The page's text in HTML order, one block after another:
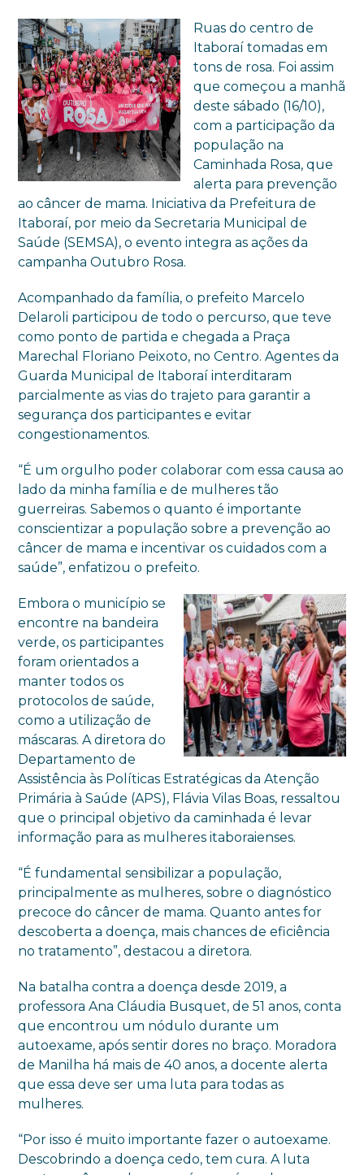
Ruas do centro de
Itaboraí tomadas em
tons de rosa. Foi assim
que começou a manhã
deste sábado (16/10),
com a participação da
população na
Caminhada Rosa, que
alerta para prevenção
ao câncer de mama. Iniciativa da Prefeitura de
Itaboraí, por meio da Secretaria Municipal de
Saúde (SEMSA), o evento integra as ações da
campanha Outubro Rosa.
Acompanhado da família, o prefeito Marcelo
Delaroli participou de todo o percurso, que teve
como ponto de partida e chegada a Praça
Marechal Floriano Peixoto, no Centro. Agentes da
Guarda Municipal de Itaboraí interditaram
parcialmente as vias do trajeto para garantir a
segurança dos participantes e evitar
congestionamentos.
“É um orgulho poder colaborar com essa causa ao
lado da minha família e de mulheres tão
guerreiras. Sabemos o quanto é importante
conscientizar a população sobre a prevenção ao
câncer de mama e incentivar os cuidados com a
saúde”, enfatizou o prefeito.
Embora o município se
encontre na bandeira
verde, os participantes
foram orientados a
manter todos os
protocolos de saúde,
como a utilização de
máscaras. A diretora do
Departamento de
Assistência às Políticas Estratégicas da Atenção
Primária à Saúde (APS), Flávia Vilas Boas, ressaltou
que o principal objetivo da caminhada é levar
informação para as mulheres itaboraienses.
“É fundamental sensibilizar a população,
principalmente as mulheres, sobre o diagnóstico
precoce do câncer de mama. Quanto antes for
descoberta a doença, mais chances de eficiência
no tratamento”, destacou a diretora.
Na batalha contra a doença desde 2019, a
professora Ana Cláudia Busquet, de 51 anos, conta
que encontrou um nódulo durante um
autoexame, após sentir dores no braço. Moradora
de Manilha há mais de 40 anos, a docente alerta
que essa deve ser uma luta para todas as
mulheres.
“Por isso é muito importante fazer o autoexame.
Descobrindo a doença cedo, tem cura. A luta